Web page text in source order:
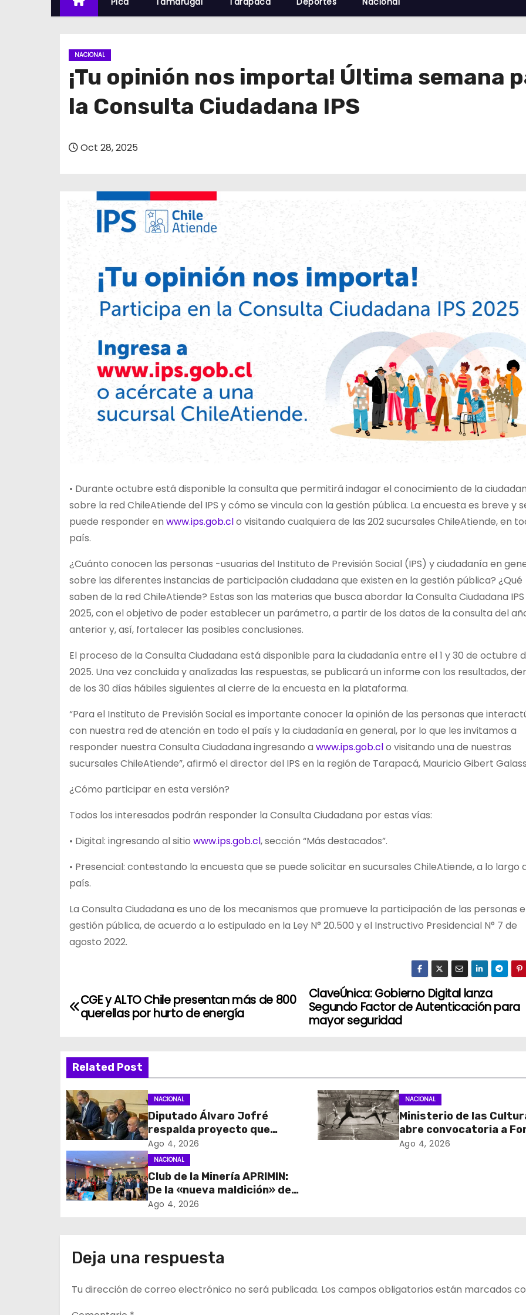
NACIONAL
¡Tu opinión nos importa! Última semana
la Consulta Ciudadana IPS
Oct 28, 2025
• Durante octubre está disponible la consulta que permitirá indagar el conocimiento de la
sobre la red ChileAtiende del IPS y cómo se vincula con la gestión pública. La encuesta es breve y
puede responder en www.ips.gob.clo visitando cualquiera de las 202 sucursales ChileAtiende, en
país.
¿Cuánto conocen las personas -usuarias del Instituto de Previsión Social (IPS) y ciudadanía en
sobre las diferentes instancias de participación ciudadana que existen en la gestión pública? ¿Qué
saben de la red ChileAtiende? Estas son las materias que busca abordar la Consulta Ciudadana IPS
2025, con el objetivo de poder establecer un parámetro, a partir de los datos de la consulta del
anterior y, así, fortalecer las posibles conclusiones.
El proceso de la Consulta Ciudadana está disponible para la ciudadanía entre el 1 y 30 de octubre
2025. Una vez concluida y analizadas las respuestas, se publicará un informe con los resultados,
de los 30 días hábiles siguientes al cierre de la encuesta en la plataforma.
“Para el Instituto de Previsión Social es importante conocer la opinión de las personas que
con nuestra red de atención en todo el país y la ciudadanía en general, por lo que les invitamos a
responder nuestra Consulta Ciudadana ingresando a www.ips.gob.clo visitando una de nuestras
sucursales ChileAtiende”, afirmó el director del IPS en la región de Tarapacá, Mauricio Gibert
¿Cómo participar en esta versión?
Todos los interesados podrán responder la Consulta Ciudadana por estas vías:
• Digital: ingresando al sitio www.ips.gob.cl, sección “Más destacados”.
• Presencial: contestando la encuesta que se puede solicitar en sucursales ChileAtiende, a lo largo
país.
La Consulta Ciudadana es uno de los mecanismos que promueve la participación de las personas
gestión pública, de acuerdo a lo estipulado en la Ley N° 20.500 y el Instructivo Presidencial N° 7 de
agosto 2022.
N
e
g
a
c
i
ó
e
e
ClaveÚnica: Gobierno Digital lanza
Segundo Factor de Autenticación para
mayor seguridad
CGE y ALTO Chile presentan más de 800
querellas por hurto de energía
Related Post
NACIONAL
Diputado Álvaro Jofré
respalda proyecto que
fortalece el control de
identidad durante estados
de excepción
Ago 4, 2026
NACIONAL
Ministerio de las
abre convocatoria a
Cultura 2027 con foco
Ago 4, 2026
NACIONAL
Club de la Minería APRIMIN:
De la «nueva maldición» de
los recursos al rol clave de
Ago 4, 2026
Deja una respuesta
Tu dirección de correo electrónico no será publicada. Los campos obligatorios están marcados